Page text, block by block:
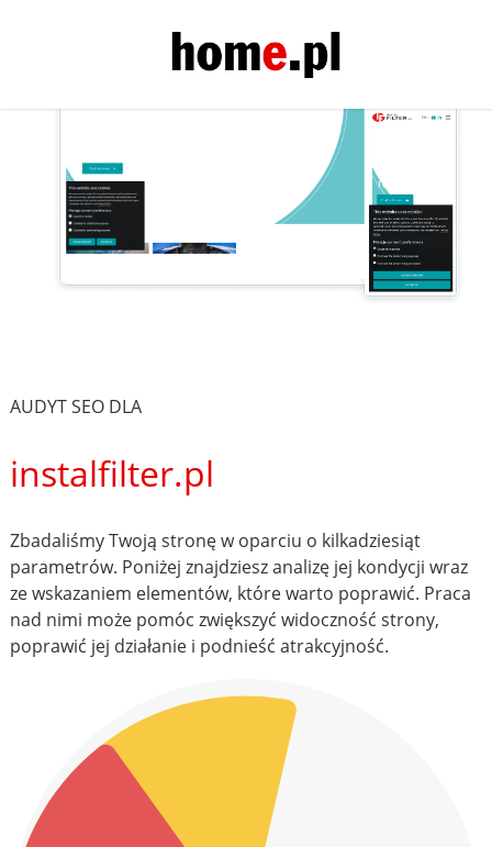
AUDYT SEO DLA
instalfilter.pl
Zbadaliśmy Twoją stronę w oparciu o kilkadziesiąt
parametrów. Poniżej znajdziesz analizę jej kondycji wraz
ze wskazaniem elementów, które warto poprawić. Praca
nad nimi może pomóc zwiększyć widoczność strony,
poprawić jej działanie i podnieść atrakcyjność.